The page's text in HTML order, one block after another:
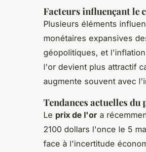
Facteurs influençant le
Plusieurs éléments
monétaires expansives
géopolitiques, et
l'or devient plus attractif
augmente souvent avec
Tendances actuelles
Le prix de l'or a
2100 dollars l'once le 5
face à l'incertitude